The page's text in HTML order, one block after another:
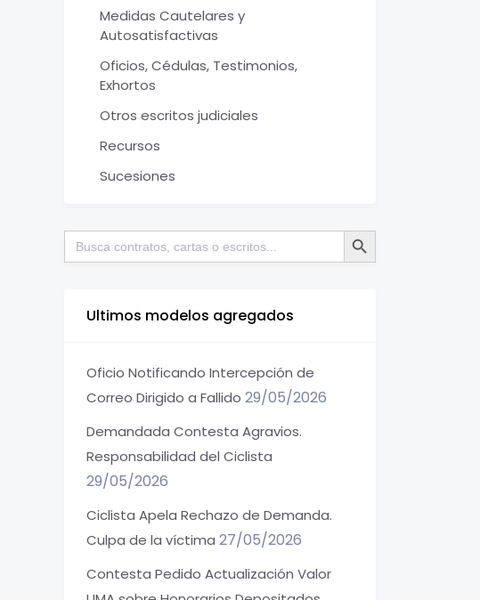
Medidas Cautelares y
Autosatisfactivas
Oficios, Cédulas, Testimonios,
Exhortos
Otros escritos judiciales
Recursos
Sucesiones
Buscar: Botón de búsqueda
Ultimos modelos agregados
Oficio Notificando Intercepción de
Correo Dirigido a Fallido 29/05/2026
Demandada Contesta Agravios.
Responsabilidad del Ciclista
29/05/2026
Ciclista Apela Rechazo de Demanda.
Culpa de la víctima 27/05/2026
Contesta Pedido Actualización Valor